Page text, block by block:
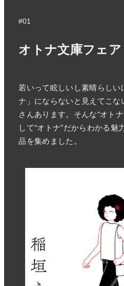
#01
オトナ文庫フェア
若いって眩しいし素晴らしい
ナ」にならないと見えてこな
さんあります。そんな“オト
して“オトナ”だからわかる
品を集めました。